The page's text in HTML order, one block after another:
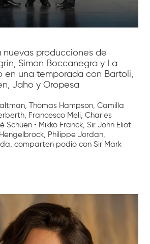
nuevas producciones de
Simon Boccanegra y La
en una temporada con Bartoli,
Jaho y Oropesa
Thomas Hampson, Camilla
Francesco Meli, Charles
Schuen • Mikko Franck, Sir John Eliot
Philippe Jordan,
comparten podio con Sir Mark